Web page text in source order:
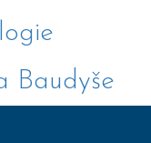
Baudyše